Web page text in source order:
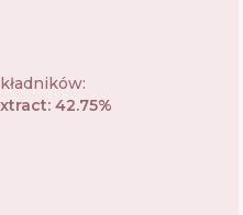
:
: 42.75%